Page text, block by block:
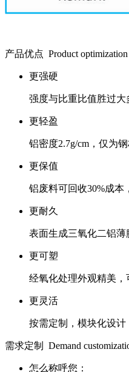
产品优点 Product optimization
更强硬
强度与比重比值胜过
更轻盈
铝密度2.7g/cm，仅为
更保值
铝废料可回收30%成本
更耐久
表面生成三氧化二铝薄
更可塑
经氧化处理外观精美
更灵活
按需定制，模块化设
需求定制 Demand
怎么称呼您：